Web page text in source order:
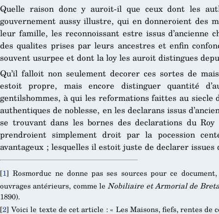
Quelle raison donc y auroit-il que ceux dont les
gouvernement aussy illustre, qui en donneroient des
leur famille, les reconnoissant estre issus d’ancienne
des qualites prises par leurs ancestres et enfin
souvent usurpee et dont la loy les auroit distingues
Qu’il falloit non seulement decorer ces sortes de
estoit propre, mais encore distinguer quantité
gentilshommes, à qui les reformations faittes au siecle
authentiques de noblesse, en les declarans issus
se trouvant dans les bornes des declarations du
prendroient simplement droit par la pocession
avantageux ; lesquelles il estoit juste de declarer issues
[1]Rosmorduc ne donne pas ses sources pour ce
ouvrages antérieurs, comme leNobiliaire et Armorial de
1890).
[2]Voici le texte de cet article : « Les Maisons, fiefs, rentes de